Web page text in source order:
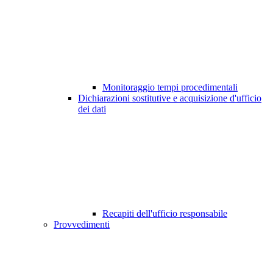
Monitoraggio tempi procedimentali
Dichiarazioni sostitutive e acquisizione d'ufficio
dei dati
Recapiti dell'ufficio responsabile
Provvedimenti